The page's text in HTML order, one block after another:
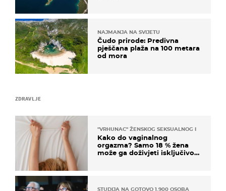
ZDRAVLJE
"VRHUNAC" ŽENSKOG SEKSUALNOG ISKUSTVA
Kako do vaginalnog
orgazma? Samo 18 % žena
može ga doživjeti isključivo
STUDIJA NA GOTOVO 1.900 OSOBA
NAJMANJA NA SVIJETU
Čudo prirode: Predivna
pješčana plaža na 100 metara
od mora